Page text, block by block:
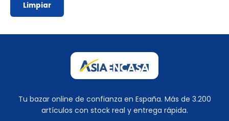
Limpiar
Tu bazar online de confianza en España. Más de 3.200
artículos con stock real y entrega rápida.